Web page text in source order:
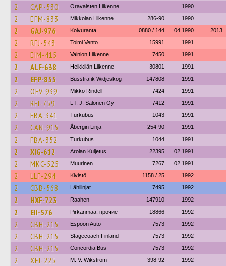
2 CAP-530 Oravaisten Liikenne 1990
2 EFM-833 Mikkolan Liikenne 286-90 1990
2 GAJ-976 Koivuranta 0880 / 144 04.1990 2013
2 RFJ-543 Toimi Vento 15991 1991
2 EIM-415 Vainion Liikenne 7450 1991
2 ALF-638 Heikkilän Liikenne 30801 1991
2 EFP-855 Busstrafik Widjeskog 147808 1991
2 OFV-939 Mikko Rindell 7424 1991
2 RFI-759 L-l. J. Salonen Oy 7412 1991
2 FBA-341 Turkubus 1043 1991
2 CAN-915 Åbergin Linja 254-90 1991
2 FBA-352 Turkubus 1044 1991
2 XIG-612 Arolan Kuljetus 22395 02.1991
2 MKC-525 Muurinen 7267 02.1991
2 LLF-294 Kivistö 1158 / 25 1992
2 CBB-568 Lähilinjat 7495 1992
2 HXF-723 Raahen 147910 1992
2 EII-576 Pirkanmaa, прочие 18866 1992
2 CBH-215 Espoon Auto 7573 1992
2 CBH-215 Stagecoach Finland 7573 1992
2 CBH-215 Concordia Bus 7573 1992
2 XFJ-225 M. V. Wikström 398-92 1992